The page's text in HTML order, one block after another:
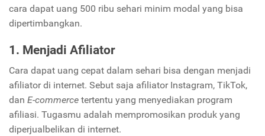
cara dapat uang 500 ribu sehari minim modal yang bisa
dipertimbangkan.
1. Menjadi Afiliator
Cara dapat uang cepat dalam sehari bisa dengan menjadi
afiliator di internet. Sebut saja afiliator Instagram, TikTok,
dan E-commerce tertentu yang menyediakan program
afiliasi. Tugasmu adalah mempromosikan produk yang
diperjualbelikan di internet.